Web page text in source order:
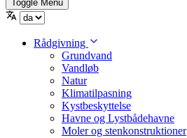
Toggle Menu
Rådgivning
Grundvand
Vandløb
Natur
Klimatilpasning
Kystbeskyttelse
Havne og Lystbådehavne
Moler og stenkonstruktioner